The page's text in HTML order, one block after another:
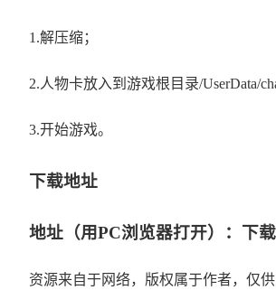
1.解压缩；
2.人物卡放入到游戏根目录/UserData/
3.开始游戏。
下载地址
地址（用PC浏览器打开）：下载
资源来自于网络，版权属于作者，仅